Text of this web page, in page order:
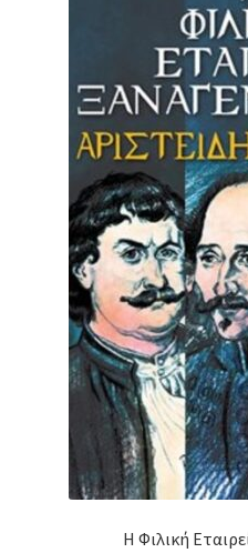
Η Φιλική